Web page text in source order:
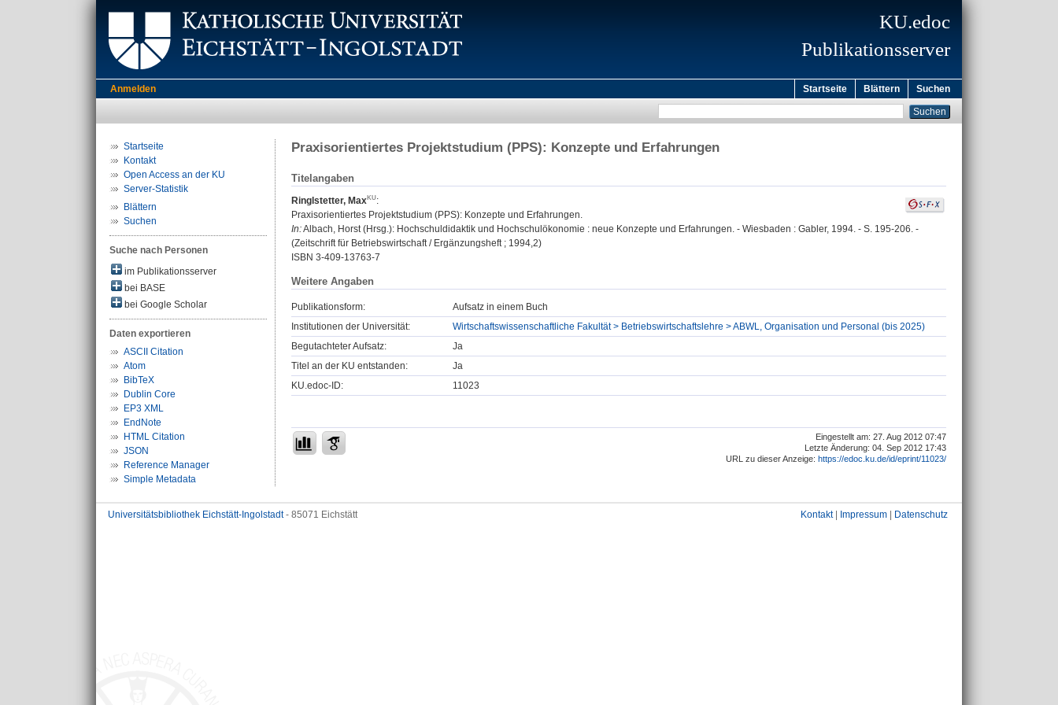
KU.edoc
Publikationsserver
Anmelden Startseite Blättern Suchen
Startseite
Kontakt
Open Access an der KU
Server-Statistik
Blättern
Suchen
Suche nach Personen
im Publikationsserver
bei BASE
bei Google Scholar
Daten exportieren
ASCII Citation
Atom
BibTeX
Dublin Core
EP3 XML
EndNote
HTML Citation
JSON
Reference Manager
Simple Metadata
Praxisorientiertes Projektstudium (PPS): Konzepte und Erfahrungen
Titelangaben
Ringlstetter, Max
:
Praxisorientiertes Projektstudium (PPS): Konzepte und Erfahrungen.
In:Albach, Horst (Hrsg.): Hochschuldidaktik und Hochschulökonomie : neue Konzepte und Erfahrungen. - Wiesbaden : Gabler, 1994. - S. 195-206. -
(Zeitschrift für Betriebswirtschaft / Ergänzungsheft ; 1994,2)
ISBN 3-409-13763-7
Weitere Angaben
Publikationsform:
Aufsatz in einem Buch
Institutionen der Universität:
Wirtschaftswissenschaftliche Fakultät > Betriebswirtschaftslehre > ABWL, Organisation und Personal (bis 2025)
Begutachteter Aufsatz:
Ja
Titel an der KU entstanden:
Ja
KU.edoc-ID:
11023
Eingestellt am: 27. Aug 2012 07:47
Letzte Änderung: 04. Sep 2012 17:43
URL zu dieser Anzeige: https://edoc.ku.de/id/eprint/11023/
Universitätsbibliothek Eichstätt-Ingolstadt- 85071 Eichstätt Kontakt| Impressum Datenschutz